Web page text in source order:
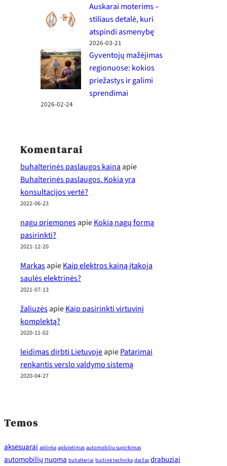
Auskarai moterims –
stiliaus detalė, kuri
atspindi asmenybę
2026-03-21
Gyventojų mažėjimas
regionuose: kokios
priežastys ir galimi
sprendimai
2026-02-24
Komentarai
buhalterinės paslaugos kainaapie
Buhalterinės paslaugos. Kokia yra
konsultacijos vertė?
2022-06-23
nagu priemonesapieKokią nagų formą
pasirinkti?
2021-12-20
MarkasapieKaip elektros kainą įtakoja
saulės elektrinės?
2021-07-13
žaliuzėsapieKaip pasirinkti virtuvinį
komplektą?
2020-11-02
leidimas dirbti LietuvojeapiePatarimai
renkantis verslo valdymo sistemą
2020-04-27
Temos
aksesuarai aplinka apšvietimas automobiliu supirkimas
automobilių nuoma buhalteriai buitinė technika daržas drabuziai